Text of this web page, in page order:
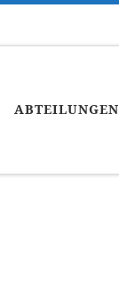
ABTEILUNGEN